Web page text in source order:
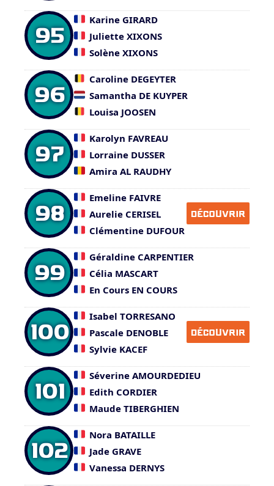
95
Karine GIRARD
Juliette XIXONS
Solène XIXONS
96
Caroline DEGEYTER
Samantha DE KUYPER
Louisa JOOSEN
97
Karolyn FAVREAU
Lorraine DUSSER
Amira AL RAUDHY
98
Emeline FAIVRE
Aurelie CERISEL
Clémentine DUFOUR
DÉCOUVRIR
99
Géraldine CARPENTIER
Célia MASCART
En Cours EN COURS
100
Isabel TORRESANO
Pascale DENOBLE
Sylvie KACEF
DÉCOUVRIR
101
Séverine AMOURDEDIEU
Edith CORDIER
Maude TIBERGHIEN
102
Nora BATAILLE
Jade GRAVE
Vanessa DERNYS